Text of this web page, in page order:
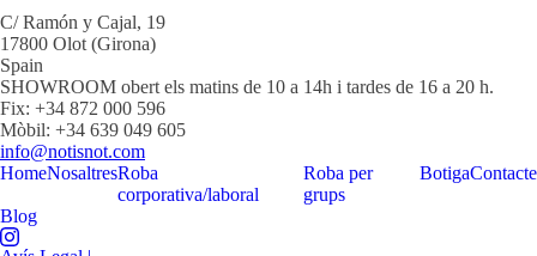
triar
a
la
pàgina
del
producte
C/ Ramón y Cajal, 19
17800 Olot (Girona)
Spain
SHOWROOM obert els matins de 10 a 14h i tardes de 16 a 20 h.
Fix: +34 872 000 596
Mòbil: +34 639 049 605
info@notisnot.com
HomeNosaltresRoba
corporativa/laboral
Roba per
grups
BotigaContacte
Blog